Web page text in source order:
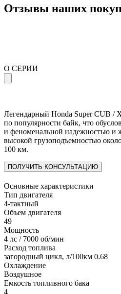
Отзывы наших
О СЕРИИ
Легендарный Honda Super CUB /
по популярности байк, что
и феноменальной надежностью и
высокой грузоподъемностью
100 км.
ПОЛУЧИТЬ КОНСУЛЬТАЦИЮ
Основные характеристики
Тип двигателя
4-тактный
Объем двигателя
49
Мощность
4 лс / 7000 об/мин
Расход топлива
загородный цикл, л/100км 0.68
Охлаждение
Воздушное
Емкость топливного бака
4